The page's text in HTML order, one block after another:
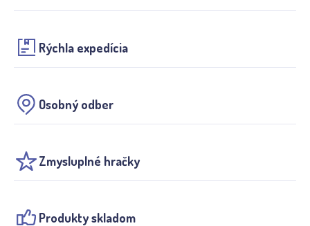
Rýchla expedícia
Osobný odber
Zmysluplné hračky
Produkty skladom